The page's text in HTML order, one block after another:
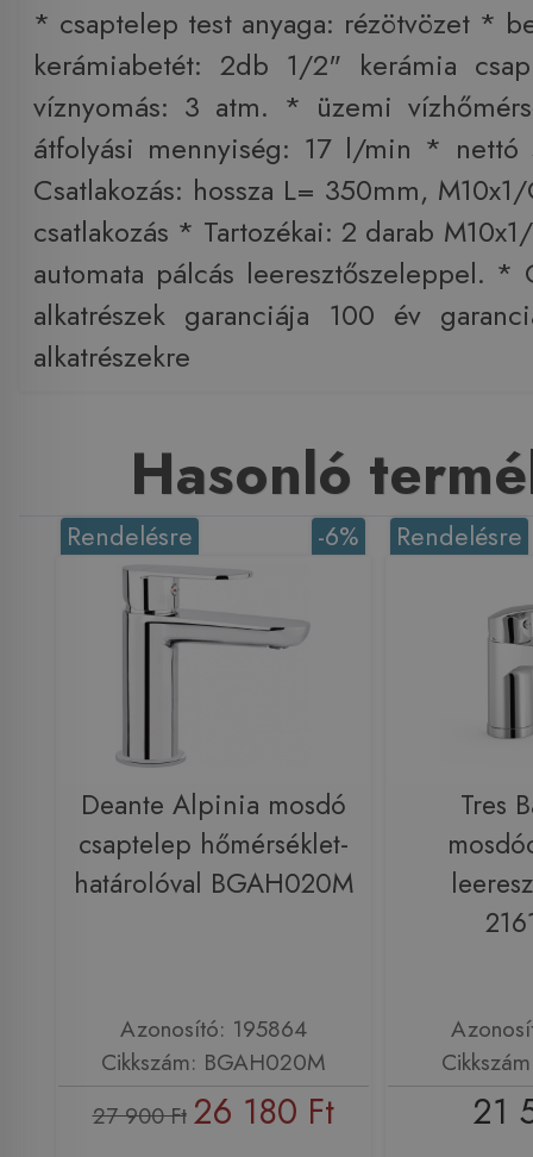
* csaptelep test anyaga: rézötvözet *
kerámiabetét: 2db 1/2" kerámia
víznyomás: 3 atm. * üzemi
átfolyási mennyiség: 17 l/min *
Csatlakozás: hossza L= 350mm,
csatlakozás * Tartozékai: 2 darab
automata pálcás leeresztőszeleppel. *
alkatrészek garanciája 100 év
alkatrészekre
Hasonló
-6%
Rendelésre
Deante Alpinia mosdó
csaptelep hőmérséklet-
határolóval BGAH020M
Azonosító: 195864
Cikkszám: BGAH020M
27 900 Ft 26 180 Ft
Rendelésre
Tres
21